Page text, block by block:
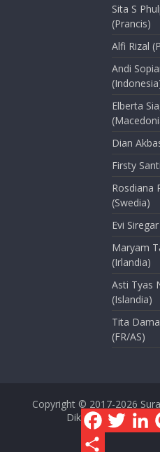
Sita S
(Prancis)
Alfi Rizal
Andi
Elberta
Dian
Firsty
Rosdiana
(Swedia)
Evi
Maryam
(Irlandia)
Asti Tyas
(Islandia)
Tita
(FR/AS)
Copyright © 2017-2026
Dikelola oleh Dini
F
a
c
T
w
i
L
n